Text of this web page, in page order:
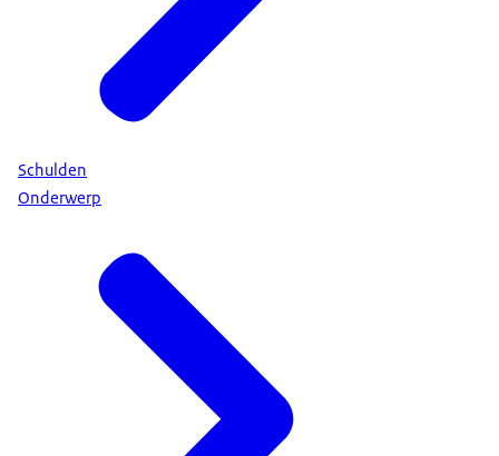
Schulden
Onderwerp